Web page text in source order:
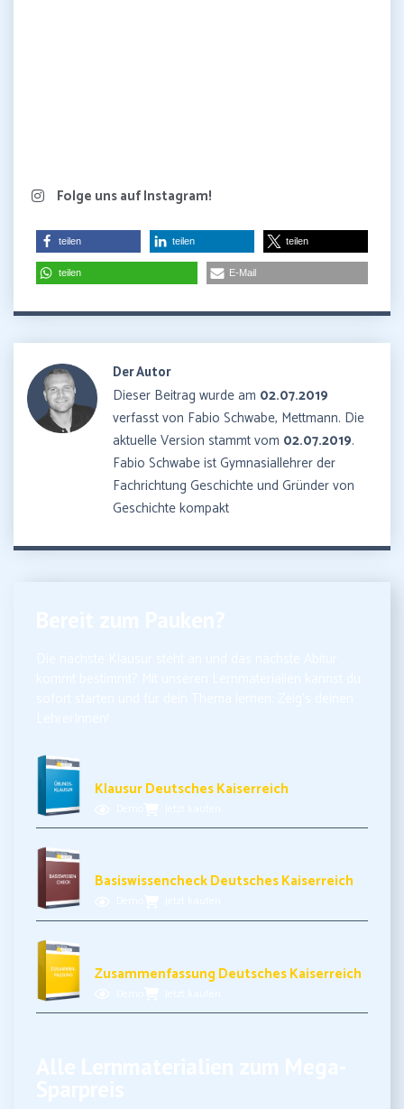
Folge uns auf Instagram!
teilen teilen teilen
teilen E-Mail
Der Autor
Dieser Beitrag wurde am 02.07.2019
verfasst von Fabio Schwabe, Mettmann. Die
aktuelle Version stammt vom 02.07.2019.
Fabio Schwabe ist Gymnasiallehrer der
Fachrichtung Geschichte und Gründer von
Geschichte kompakt
Klausur Deutsches Kaiserreich
Basiswissencheck Deutsches Kaiserreich
Zusammenfassung Deutsches Kaiserreich